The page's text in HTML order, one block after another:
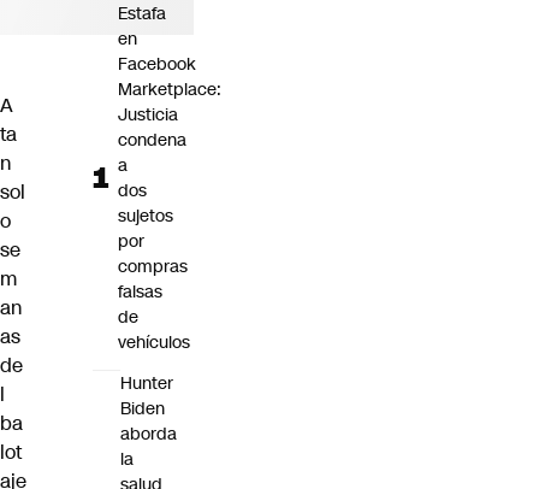
A
ta
n
sol
o
se
m
an
as
de
l
ba
lot
aje
Estafa
en
Facebook
Marketplace:
Justicia
condena
a
dos
sujetos
por
compras
falsas
de
vehículos
Hunter
Biden
aborda
la
salud